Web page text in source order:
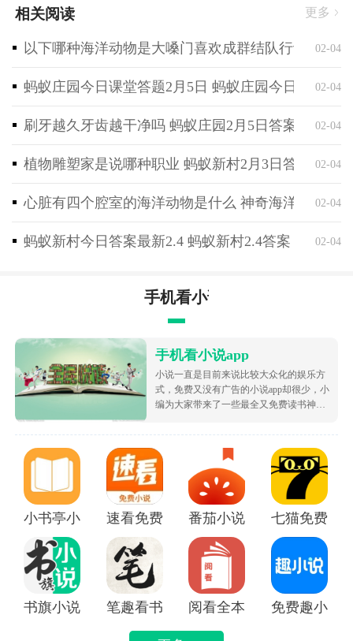
特价菜品、会员优惠等。这些活动可以增加顾客的消费
欲望，提高店铺的销售额。灵活运用各种促销策略，增
4、展示在烹饪和经营方面的超高技术。通过制作出精
尽情展示自己的烹饪才华，并在游戏中成为一位备受赞
赏的小厨娘。
相关阅读 更多
以下哪种海洋动物是大嗓门喜欢成群结队行动 神奇
02-04
蚂蚁庄园今日课堂答题2月5日 蚂蚁庄园今日课堂答
02-04
刷牙越久牙齿越干净吗 蚂蚁庄园2月5日答案最新02-04
植物雕塑家是说哪种职业 蚂蚁新村2月3日答案最新
02-04
心脏有四个腔室的海洋动物是什么 神奇海洋2月4日
02-04
蚂蚁新村今日答案最新2.4 蚂蚁新村2.4答案 02-04
手机看小说app
手机看小说app
小说一直是目前来说比较大众化的娱乐方
式，免费又没有广告的小说app却很少，小
编为大家带来了一些最全又免费读书神
小说资源，都很根据市场受欢迎的热度为
大家排序的哦，致力于带给大家好用的追
书软件！
小书亭小说 速看免费小说app番茄小说免费版下载安装
七猫免费阅
书旗小说APP笔趣看书小说app阅看全本免费小说APP
免费趣小说